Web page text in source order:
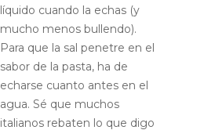
líquido cuando la echas (y
mucho menos bullendo).
Para que la sal penetre en el
sabor de la pasta, ha de
echarse cuanto antes en el
agua. Sé que muchos
italianos rebaten lo que digo